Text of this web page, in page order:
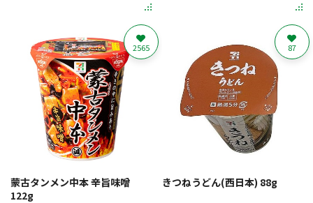
蒙古タンメン中本 辛旨味噌
122g
2565
きつねうどん(西日本) 88g
87